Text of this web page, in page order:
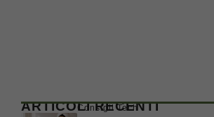
ARTICOLI RECENTI
Consigli Tech